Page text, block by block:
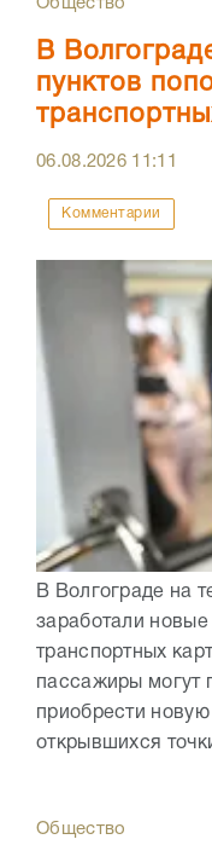
Общество
В
пунктов
06.08.2026 11:11
Комментарии
В Волгограде на
заработали
транспортных
пассажиры могут
приобрести
открывшихся
Общество